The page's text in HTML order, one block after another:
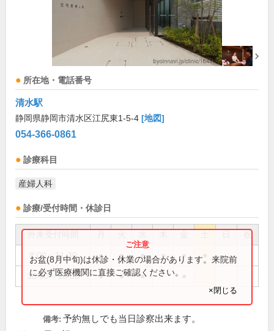
所在地・電話番号
清水駅
静岡県静岡市清水区江尻東1-5-4 [地図]
054-366-0861
診療科目
産婦人科
診療/受付時間・休診日
祝
8:00～11:30 ● ● ● ● ●
16:00～18:00 ● ● ●
お盆(8月中旬)は休診・休業の場合があります。来院前
に必ず医療機関に直接ご確認ください。
×閉じる
備考: 予約無しでも当日診察出来ます。